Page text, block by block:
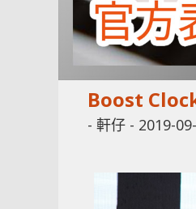
Boost
- 軒仔 - 2019-